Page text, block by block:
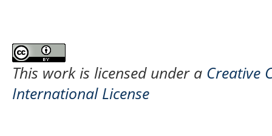
This work is licensed under a Creative
International License